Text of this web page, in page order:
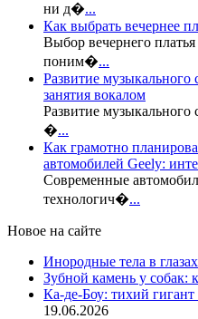
ни д�...
Как выбрать вечернее
Выбор вечернего платья
поним�...
Развитие музыкального
занятия вокалом
Развитие музыкального
�...
Как грамотно
автомобилей Geely:
Современные
технологич�...
Новое на сайте
Инородные тела в
Зубной камень у собак:
Ка-де-Боу: тихий
19.06.2026